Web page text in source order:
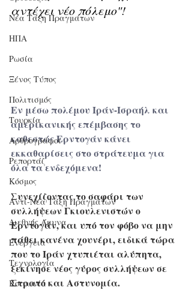
Νέα Τάξη Πραγμάτων
ΗΠΑ
Ρωσία
Ξένος Τύπος
Πολιτισμός
Τουρκία
Αρθρογράφοι
Ρεπορτάζ
Κόσμος
Αντί-Νέα Τάξη Πραγμάτων
Διεθνής Άμυνα
Ενέργεια
Τεχνολογία
Κοινωνία
αντέχει νέο πόλεμο"!
Εν μέσω πολέμου Ιράν-Ισραήλ και
αμερικανικής επέμβασης το
καθεστώς Ερντογάν κάνει
εκκαθαρίσεις στο στράτευμα για
όλα τα ενδεχόμενα!
Συνεχίζοντας το σαφάρι των
συλλήψεων Γκιουλενιστών ο
Ερντογάν, και υπό τον φόβο να μην
πάθει κανένα χουνέρι, ειδικά τώρα
που το Ιράν χτυπιέται αλύπητα,
ξεκίνησε νέος γύρος συλλήψεων σε
Στρατό και Αστυνομία.